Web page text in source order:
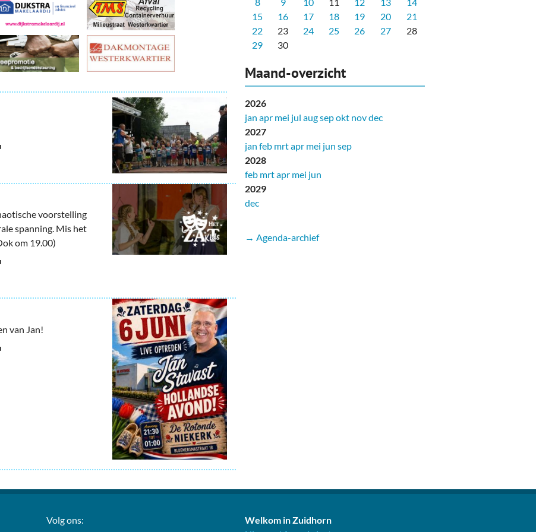
voorstelling
spanning. Mis het
om 19.00)
van Jan!
15
16 17 18 19 20
21
22
23 24 25 26 27
28
29
30
Maand-overzicht
2026
jan apr mei jul augsepokt novdec
2027
jan feb mrtapr mei jun sep
2028
feb mrtapr mei jun
2029
dec
→ Agenda-archief
Volg ons:
Welkom in Zuidhorn